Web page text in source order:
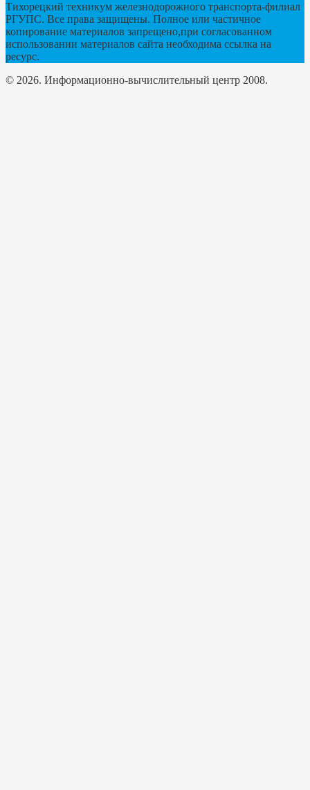
Тихорецкий техникум железнодорожного транспорта-филиал
РГУПС. Все права защищены. Полное или частичное
копирование материалов запрещено,при согласованном
использовании материалов сайта необходима ссылка на
ресурс.
© 2026. Информационно-вычислительный центр 2008.